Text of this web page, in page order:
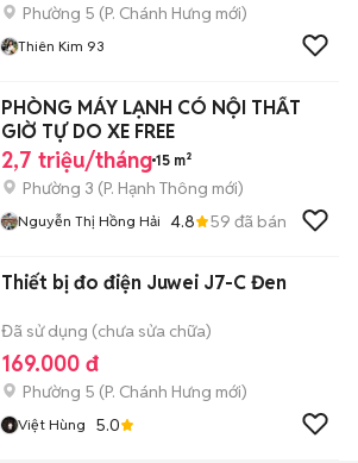
Phường 5 (P. Chánh Hưng mới)
Thiên Kim 93
PHÒNG MÁY LẠNH CÓ NỘI THẤT
GIỜ TỰ DO XE FREE
2,7 triệu/tháng 15 m²
Phường 3 (P. Hạnh Thông mới)
Nguyễn Thị Hồng Hải 4.8 59 đã bán
Thiết bị đo điện Juwei J7-C Đen
Đã sử dụng (chưa sửa chữa)
169.000 đ
Phường 5 (P. Chánh Hưng mới)
Việt Hùng 5.0